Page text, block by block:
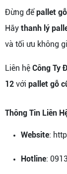
Đừng đểpallet
Hãy thanh lý
và tối ưu không
Liên hệ Công Ty
12 với pallet gỗ
Thông Tin Liên
Website:
Hotline: